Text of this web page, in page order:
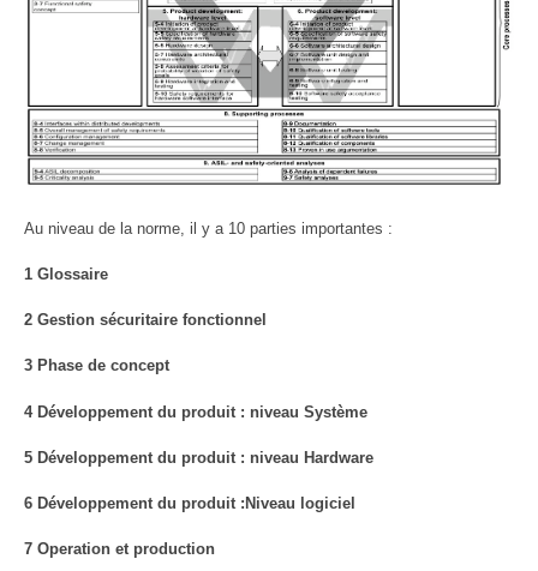
Au niveau de la norme, il y a 10 parties importantes :
1 Glossaire
2 Gestion sécuritaire fonctionnel
3 Phase de concept
4 Développement du produit : niveau Système
5 Développement du produit : niveau Hardware
6 Développement du produit :Niveau logiciel
7 Operation et production